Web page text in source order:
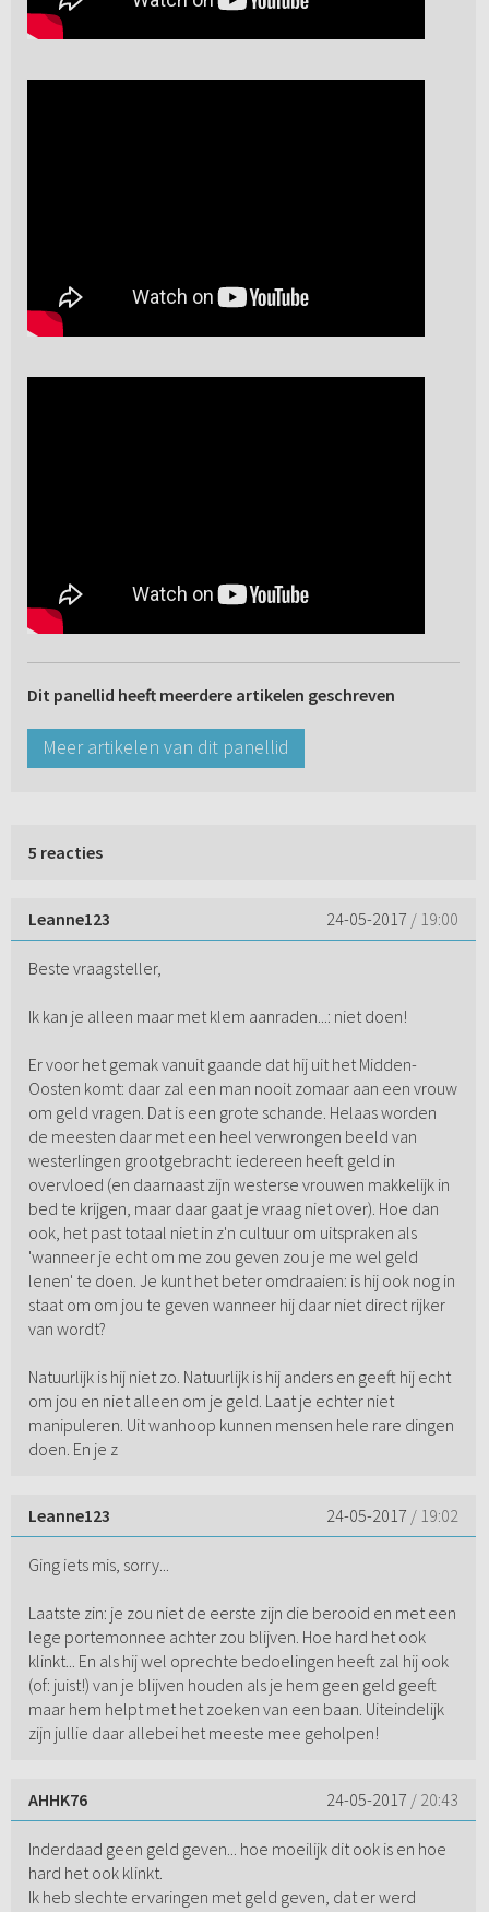
Dit panellid heeft meerdere artikelen geschreven
Meer artikelen van dit panellid
5 reacties
Leanne123 24-05-2017 / 19:00
Beste vraagsteller,
Ik kan je alleen maar met klem aanraden...: niet doen!
Er voor het gemak vanuit gaande dat hij uit het Midden-
Oosten komt: daar zal een man nooit zomaar aan een vrouw
om geld vragen. Dat is een grote schande. Helaas worden
de meesten daar met een heel verwrongen beeld van
westerlingen grootgebracht: iedereen heeft geld in
overvloed (en daarnaast zijn westerse vrouwen makkelijk in
bed te krijgen, maar daar gaat je vraag niet over). Hoe dan
ook, het past totaal niet in z'n cultuur om uitspraken als
'wanneer je echt om me zou geven zou je me wel geld
lenen' te doen. Je kunt het beter omdraaien: is hij ook nog in
staat om om jou te geven wanneer hij daar niet direct rijker
van wordt?
Natuurlijk is hij niet zo. Natuurlijk is hij anders en geeft hij echt
om jou en niet alleen om je geld. Laat je echter niet
manipuleren. Uit wanhoop kunnen mensen hele rare dingen
doen. En je z
Leanne123 24-05-2017 / 19:02
Ging iets mis, sorry...
Laatste zin: je zou niet de eerste zijn die berooid en met een
lege portemonnee achter zou blijven. Hoe hard het ook
klinkt... En als hij wel oprechte bedoelingen heeft zal hij ook
(of: juist!) van je blijven houden als je hem geen geld geeft
maar hem helpt met het zoeken van een baan. Uiteindelijk
zijn jullie daar allebei het meeste mee geholpen!
AHHK76 24-05-2017 / 20:43
Inderdaad geen geld geven... hoe moeilijk dit ook is en hoe
hard het ook klinkt.
Ik heb slechte ervaringen met geld geven, dat er werd